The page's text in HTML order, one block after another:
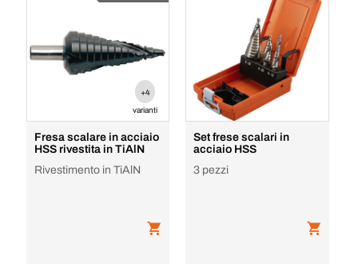
+4
varianti
Fresa scalare in acciaio
HSS rivestita in TiAlN
Rivestimento in TiAlN
Set frese scalari in
acciaio HSS
3 pezzi